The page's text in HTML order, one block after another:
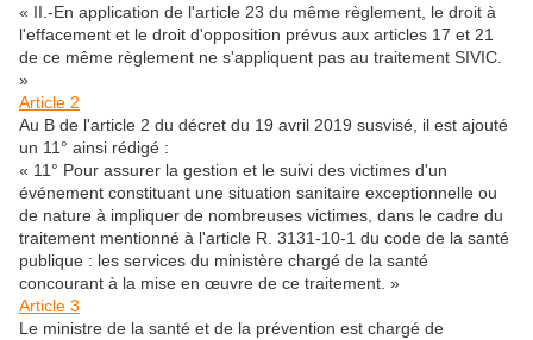
« II.-En application de l'article 23 du même règlement, le droit à
l'effacement et le droit d'opposition prévus aux articles 17 et 21
de ce même règlement ne s'appliquent pas au traitement SIVIC.
»
Article 2
Au B de l'article 2 du décret du 19 avril 2019 susvisé, il est ajouté
un 11° ainsi rédigé :
« 11° Pour assurer la gestion et le suivi des victimes d'un
événement constituant une situation sanitaire exceptionnelle ou
de nature à impliquer de nombreuses victimes, dans le cadre du
traitement mentionné à l'article R. 3131-10-1 du code de la santé
publique : les services du ministère chargé de la santé
concourant à la mise en œuvre de ce traitement. »
Article 3
Le ministre de la santé et de la prévention est chargé de